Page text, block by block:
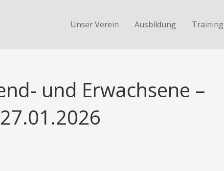
Unser Verein Ausbildung Training
und Erwachsene –
27.01.2026